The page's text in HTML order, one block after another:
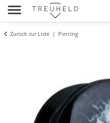
Zurück zur Liste Piercing